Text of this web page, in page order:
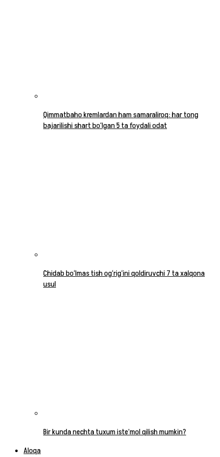
Qimmatbaho kremlardan ham samaraliroq: har tong
bajarilishi shart bo‘lgan 5 ta foydali odat
Chidab bo‘lmas tish og‘rig‘ini qoldiruvchi 7 ta xalqona
usul
Bir kunda nechta tuxum iste’mol qilish mumkin?
Aloqa